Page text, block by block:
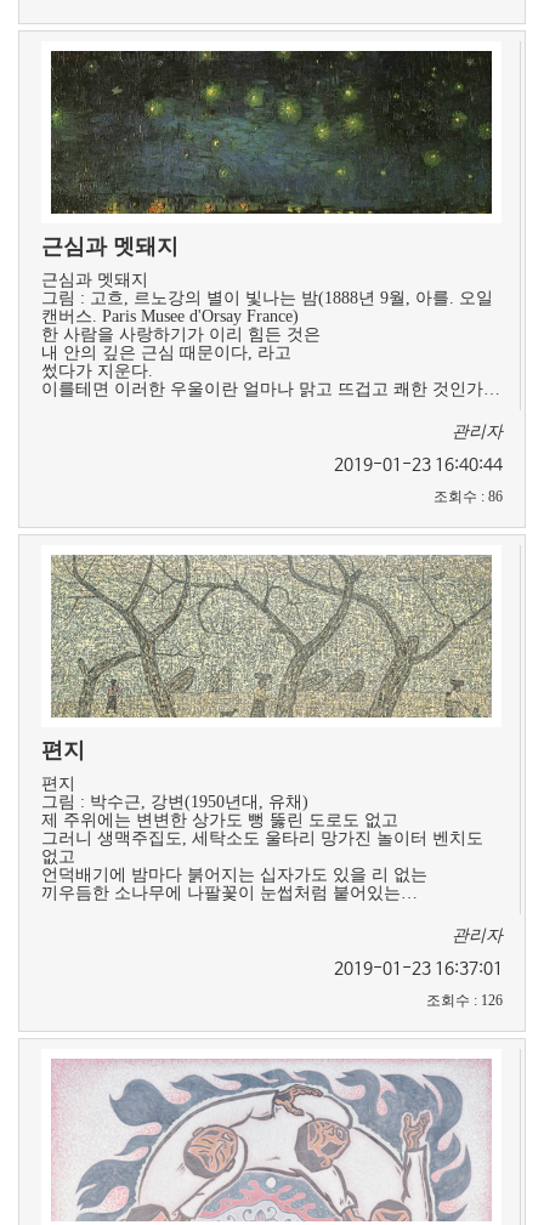
근심과 멧돼지
근심과 멧돼지
그림 : 고흐, 르노강의 별이 빛나는 밤(1888년 9월, 아를. 오일
캔버스. Paris Musee d'Orsay France)
한 사람을 사랑하기가 이리 힘든 것은
내 안의 깊은 근심 때문이다, 라고
썼다가 지운다.
이를테면 이러한 우울이란 얼마나 맑고 뜨겁고 쾌한 것인가…
관리자
2019-01-23 16:40:44
조회수 : 86
편지
편지
그림 : 박수근, 강변(1950년대, 유채)
제 주위에는 변변한 상가도 뻥 뚫린 도로도 없고
그러니 생맥주집도, 세탁소도 울타리 망가진 놀이터 벤치도
없고
언덕배기에 밤마다 붉어지는 십자가도 있을 리 없는
끼우듬한 소나무에 나팔꽃이 눈썹처럼 붙어있는…
관리자
2019-01-23 16:37:01
조회수 : 126